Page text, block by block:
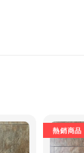
熱銷商品